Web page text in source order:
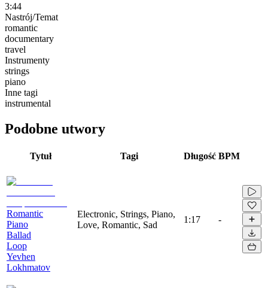
3:44
Nastrój/Temat
romantic
documentary
travel
Instrumenty
strings
piano
Inne tagi
instrumental
Podobne utwory
Tytuł Tagi Długość BPM
Romantic
Piano
Ballad
Loop
Yevhen
Lokhmatov
Electronic, Strings, Piano,
Love, Romantic, Sad
1:17 -